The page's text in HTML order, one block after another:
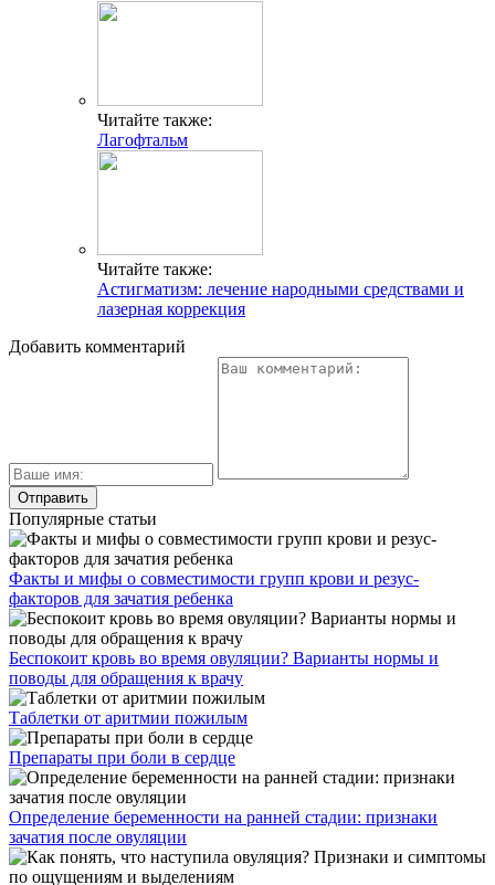
Читайте также:
Лагофтальм
Читайте также:
Астигматизм: лечение народными средствами и
лазерная коррекция
Добавить комментарий
Популярные статьи
Факты и мифы о совместимости групп крови и резус-
факторов для зачатия ребенка
Беспокоит кровь во время овуляции? Варианты нормы и
поводы для обращения к врачу
Таблетки от аритмии пожилым
Препараты при боли в сердце
Определение беременности на ранней стадии: признаки
зачатия после овуляции